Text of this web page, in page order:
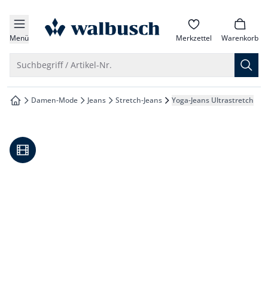
springen
springen
springen
springen
Menü zur Startseite Merkzettel Warenkorb
Suchbegriff / Artikel-Nr.
zur Startseite
Damen-Mode Jeans Stretch-Jeans Yoga-Jeans Ultrastretch
Video